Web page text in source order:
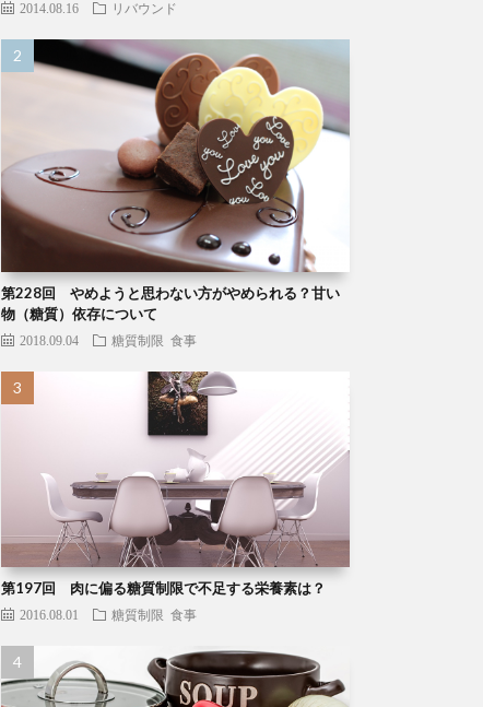
2014.08.16 リバウンド
第228回 やめようと思わない方がやめられる？甘い
物（糖質）依存について
2018.09.04 糖質制限 食事
第197回 肉に偏る糖質制限で不足する栄養素は？
2016.08.01 糖質制限 食事